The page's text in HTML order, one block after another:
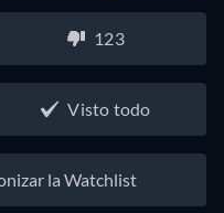
123
Visto todo
la Watchlist